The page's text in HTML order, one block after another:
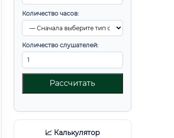
Количество часов:
Количество слушателей:
Рассчитать
📈 Калькулятор